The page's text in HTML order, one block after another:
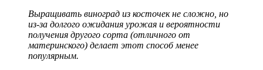
Выращивать виноград из косточек не сложно, но
из-за долгого ожидания урожая и вероятности
получения другого сорта (отличного от
материнского) делает этот способ менее
популярным.